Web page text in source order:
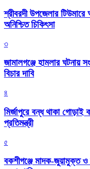
শ্রীবরদী উপজেলার
অনিশ্চিত চিকিৎসা
৩
জামালগঞ্জে হামলার ঘটনায়
বিচার দাবি
৪
মির্জাপুরে বন্ধ থাকা গোড়াই
প্রতিমন্ত্রী
৫
বকশীগঞ্জে মাদক-জুয়ামুক্ত